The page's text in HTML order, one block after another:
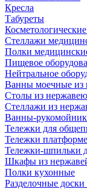
Кресла
Табуреты
Стеллажи
Полки
Пищевое
Нейтральное
Ванны моечные из
Столы из
Стеллажи из
Ванны-
Тележки для
Тележки
Тележки-шпильки
Шкафы из
Полки кухонные
Разделочные